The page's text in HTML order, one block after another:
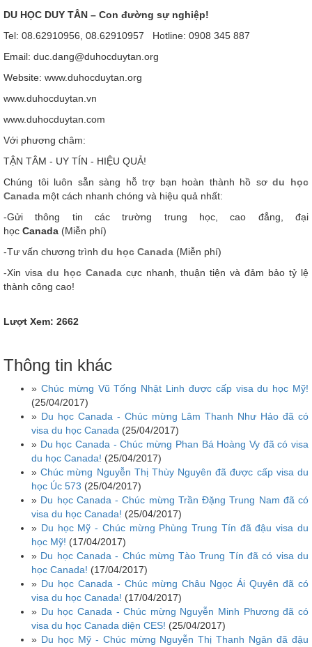
DU HỌC DUY TÂN – Con đường sự nghiệp!
Tel: 08.62910956, 08.62910957 Hotline: 0908 345 887
Email: duc.dang@duhocduytan.org
Website: www.duhocduytan.org
www.duhocduytan.vn
www.duhocduytan.com
Với phương châm:
TẬN TÂM - UY TÍN - HIỆU QUẢ!
Chúng tôi luôn sẵn sàng hỗ trợ bạn hoàn thành hồ sơdu học
Canada một cách nhanh chóng và hiệu quả nhất:
-Gửi thông tin các trường trung học, cao đẳng, đại
học Canada (Miễn phí)
-Tư vấn chương trình du học Canada (Miễn phí)
-Xin visa du học Canadacực nhanh, thuận tiện và đảm bảo tỷ lệ
thành công cao!
Lượt Xem: 2662
Thông tin khác
» Chúc mừng Vũ Tống Nhật Linh được cấp visa du học Mỹ!
(25/04/2017)
» Du học Canada - Chúc mừng Lâm Thanh Như Hảo đã có
visa du học Canada (25/04/2017)
» Du học Canada - Chúc mừng Phan Bá Hoàng Vy đã có visa
du học Canada! (25/04/2017)
»Chúc mừng Nguyễn Thị Thùy Nguyên đã được cấp visa du
học Úc 573 (25/04/2017)
» Du học Canada - Chúc mừng Trần Đặng Trung Nam đã có
visa du học Canada! (25/04/2017)
» Du học Mỹ - Chúc mừng Phùng Trung Tín đã đậu visa du
học Mỹ! (17/04/2017)
» Du học Canada - Chúc mừng Tào Trung Tín đã có visa du
học Canada! (17/04/2017)
» Du học Canada - Chúc mừng Châu Ngọc Ái Quyên đã có
visa du học Canada! (17/04/2017)
» Du học Canada - Chúc mừng Nguyễn Minh Phương đã có
visa du học Canada diện CES! (25/04/2017)
» Du học Mỹ - Chúc mừng Nguyễn Thị Thanh Ngân đã đậu